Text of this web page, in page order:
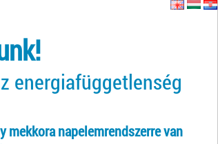
energiafüggetlenség
napelemrendszerre van